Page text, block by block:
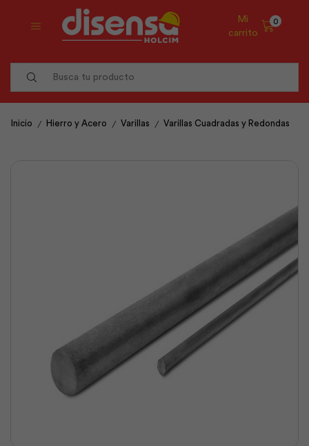
Mi
carrito
0
Inicio / Hierro y Acero / Varillas / Varillas Cuadradas y Redondas